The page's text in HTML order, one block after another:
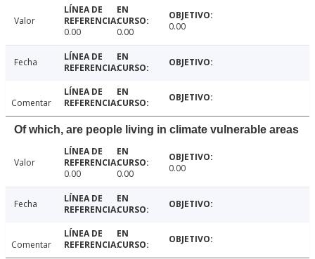
Valor
0.00
0.00 0.00
Fecha
Comentar
Of which, are people living in climate vulnerable areas
Valor
0.00
0.00 0.00
Fecha
Comentar